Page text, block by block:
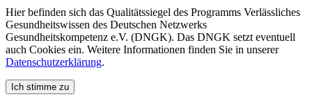
Hier befinden sich das Qualitätssiegel des Programms Verlässliches
Gesundheitswissen des Deutschen Netzwerks
Gesundheitskompetenz e.V. (DNGK). Das DNGK setzt eventuell
auch Cookies ein. Weitere Informationen finden Sie in unserer
Datenschutzerklärung.
Ich stimme zu